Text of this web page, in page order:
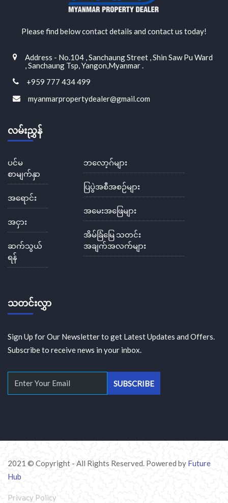
Please find below contact details and contact us today!
Address - No.104 , Sanchaung Street , Shin Saw Pu Ward
, Sanchaung Tsp, Yangon,Myanmar .
+959 777 434 499
myanmarpropertydealer@gmail.com
လမ်းညွှန်
ပင်မ
စာမျက်နှာ
အရောင်း
အငှား
ဆက်သွယ်
ရန်
ဘလော့ဂ်များ
ပြပွဲအစီအစဉ်များ
အမေးအဖြေများ
အိမ်ခြံမြေ သတင်း
အချက်အလက်များ
သတင်းလွှာ
Sign Up for Our Newsletter to get Latest Updates and Offers.
Subscribe to receive news in your inbox.
2021 © Copyright - All Rights Reserved. Powered by Future
Hub
Privacy Policy